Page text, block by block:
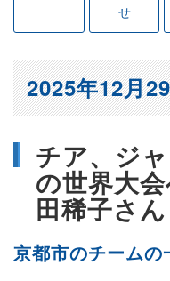
せ
チア、ジ
の世界大
田稀子さん
2025年12月
京都市のチームの